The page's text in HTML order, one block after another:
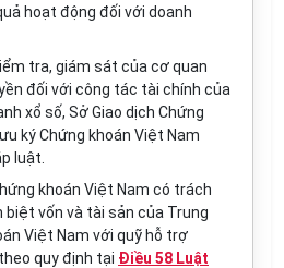
hoạt động đối với doanh
tra, giám sát của cơ quan
đối với công tác tài chính của
xổ số, Sở Giao dịch Chứng
ký Chứng khoán Việt Nam
luật.
khoán Việt Nam có trách
vốn và tài sản của Trung
Việt Nam với quỹ hỗ trợ
quy định tại Điều 58 Luật